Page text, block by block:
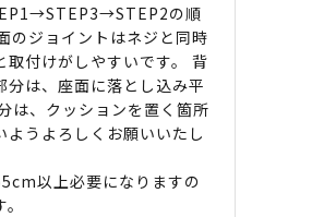
の順
のジョイントはネジと同時
取付けがしやすいです。 背
は、座面に落とし込み平
は、クッションを置く箇所
うよろしくお願いいたし
以上必要になりますの